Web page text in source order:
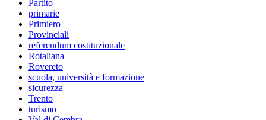
Partito
primarie
Primiero
Provinciali
referendum costituzionale
Rotaliana
Rovereto
scuola, università e formazione
sicurezza
Trento
turismo